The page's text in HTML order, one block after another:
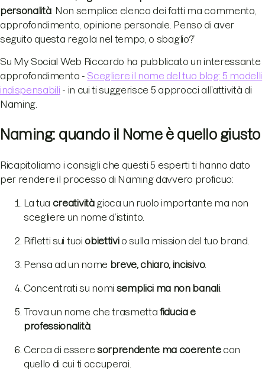
personalità. Non semplice elenco dei fatti ma commento,
approfondimento, opinione personale. Penso di aver
seguito questa regola nel tempo, o sbaglio?”
Su My Social Web Riccardo ha pubblicato un interessante
approfondimento - Scegliere il nome del tuo blog: 5 modelli
indispensabili - in cui ti suggerisce 5 approcci all’attività di
Naming.
Naming: quando il Nome è quello giusto
Ricapitoliamo i consigli che questi 5 esperti ti hanno dato
per rendere il processo di Naming davvero proficuo:
La tua creativitàgioca un ruolo importante ma non
scegliere un nome d’istinto.
Rifletti sui tuoi obiettivio sulla mission del tuo brand.
Pensa ad un nome breve, chiaro, incisivo.
Concentrati su nomi semplici ma non banali.
Trova un nome che trasmettafiducia e
professionalità.
Cerca di essere sorprendente ma coerentecon
quello di cui ti occuperai.